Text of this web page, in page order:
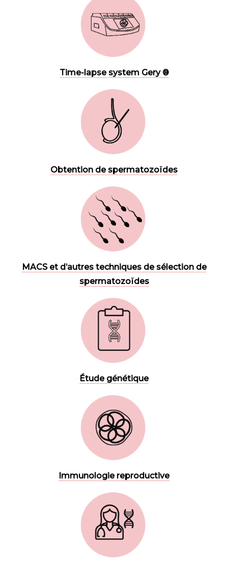
Time-lapse system Gery ®
Obtention de spermatozoïdes
MACS et d’autres techniques de sélection de
spermatozoïdes
Étude génétique
Immunologie reproductive